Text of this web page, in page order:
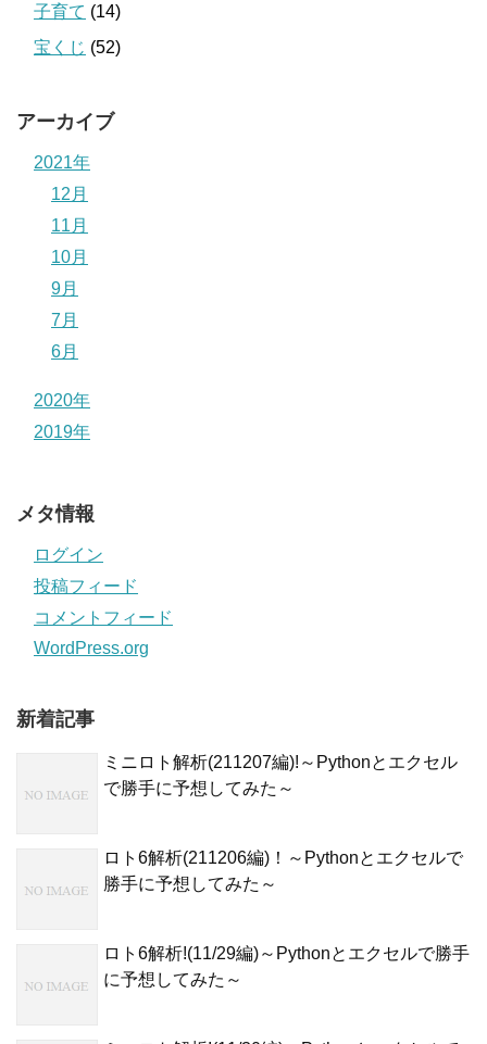
子育て (14)
宝くじ (52)
アーカイブ
2021年
12月
11月
10月
9月
7月
6月
2020年
2019年
メタ情報
ログイン
投稿フィード
コメントフィード
WordPress.org
新着記事
ミニロト解析(211207編)!～Pythonとエクセル
で勝手に予想してみた～
ロト6解析(211206編)！～Pythonとエクセルで
勝手に予想してみた～
ロト6解析!(11/29編)～Pythonとエクセルで勝手
に予想してみた～